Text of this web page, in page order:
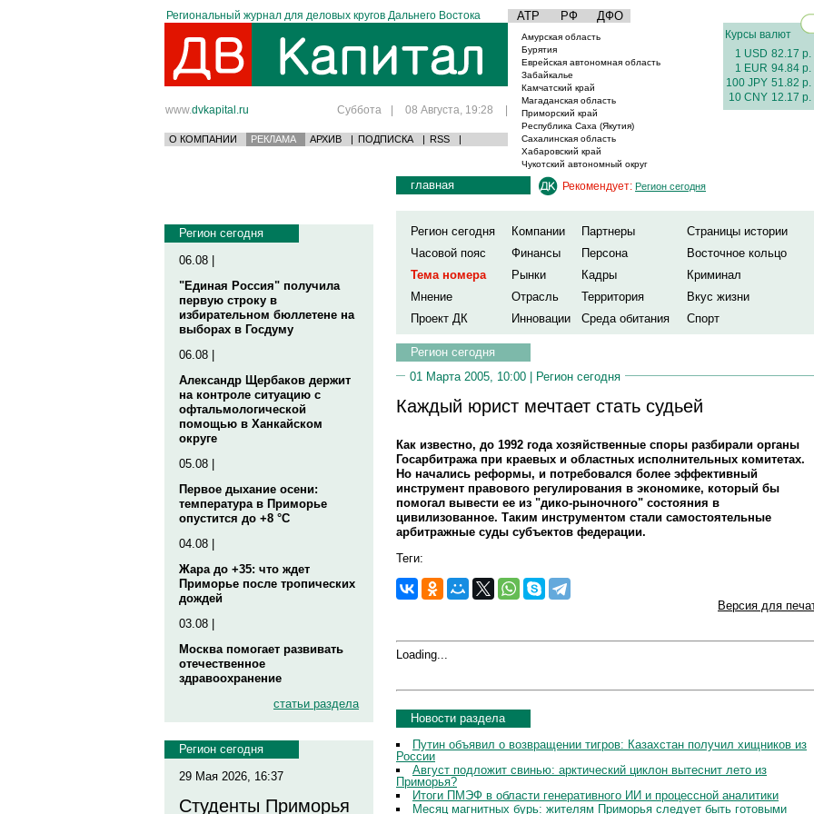
Региональный журнал для деловых кругов Дальнего Востока АТР РФ ДФО
www.dvkapital.ru Суббота | 08 Августа, 19:28 |
О КОМПАНИИ РЕКЛАМА АРХИВ | ПОДПИСКА | RSS |
Амурская область
Бурятия
Еврейская автономная область
Забайкалье
Камчатский край
Магаданская область
Приморский край
Республика Саха (Якутия)
Сахалинская область
Хабаровский край
Чукотский автономный округ
Курсы валют
1 USD 82.17 р.
1 EUR 94.84 р.
100 JPY 51.82 р.
10 CNY 12.17 р.
Регион сегодня
06.08 |
"Единая Россия" получила
первую строку в
избирательном бюллетене на
выборах в Госдуму
06.08 |
Александр Щербаков держит
на контроле ситуацию с
офтальмологической
помощью в Ханкайском
округе
05.08 |
Первое дыхание осени:
температура в Приморье
опустится до +8 °C
04.08 |
Жара до +35: что ждет
Приморье после тропических
дождей
03.08 |
Москва помогает развивать
отечественное
здравоохранение
статьи раздела
Регион сегодня
29 Мая 2026, 16:37
Студенты Приморья
главная Рекомендует: Регион сегодня
Регион сегодня Компании Партнеры
Страницы истории
Часовой пояс
Финансы Персона
Восточное кольцо
Тема номера
Рынки Кадры
Криминал
Мнение
Отрасль Территория
Вкус жизни
Проект ДК
Инновации Среда обитания Спорт
Регион сегодня
01 Марта 2005, 10:00 | Регион сегодня
Каждый юрист мечтает стать судьей
Как известно, до 1992 года хозяйственные споры разбирали органы
Госарбитража при краевых и областных исполнительных комитетах.
Но начались реформы, и потребовался более эффективный
инструмент правового регулирования в экономике, который бы
помогал вывести ее из "дико-рыночного" состояния в
цивилизованное. Таким инструментом стали самостоятельные
арбитражные суды субъектов федерации.
Теги:
Версия для
Loading...
Новости раздела
Путин объявил о возвращении тигров: Казахстан получил хищников из
России
Август подложит свинью: арктический циклон вытеснит лето из
Приморья?
Итоги ПМЭФ в области генеративного ИИ и процессной аналитики
Месяц магнитных бурь: жителям Приморья следует быть готовыми